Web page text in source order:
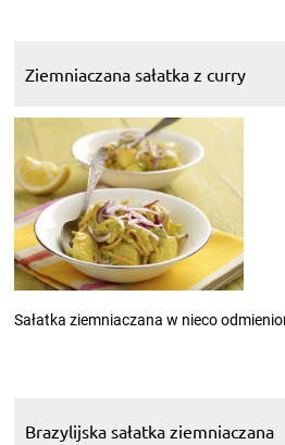
Ziemniaczana sałatka z curry
Sałatka ziemniaczana w nieco
Brazylijska sałatka ziemniaczana